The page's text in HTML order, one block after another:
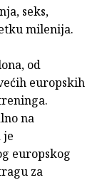
seks,
milenija.
od
europskih
na
je
europskog
za